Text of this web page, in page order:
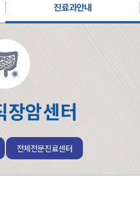
진료과안내
장암센터
전체전문진료센터